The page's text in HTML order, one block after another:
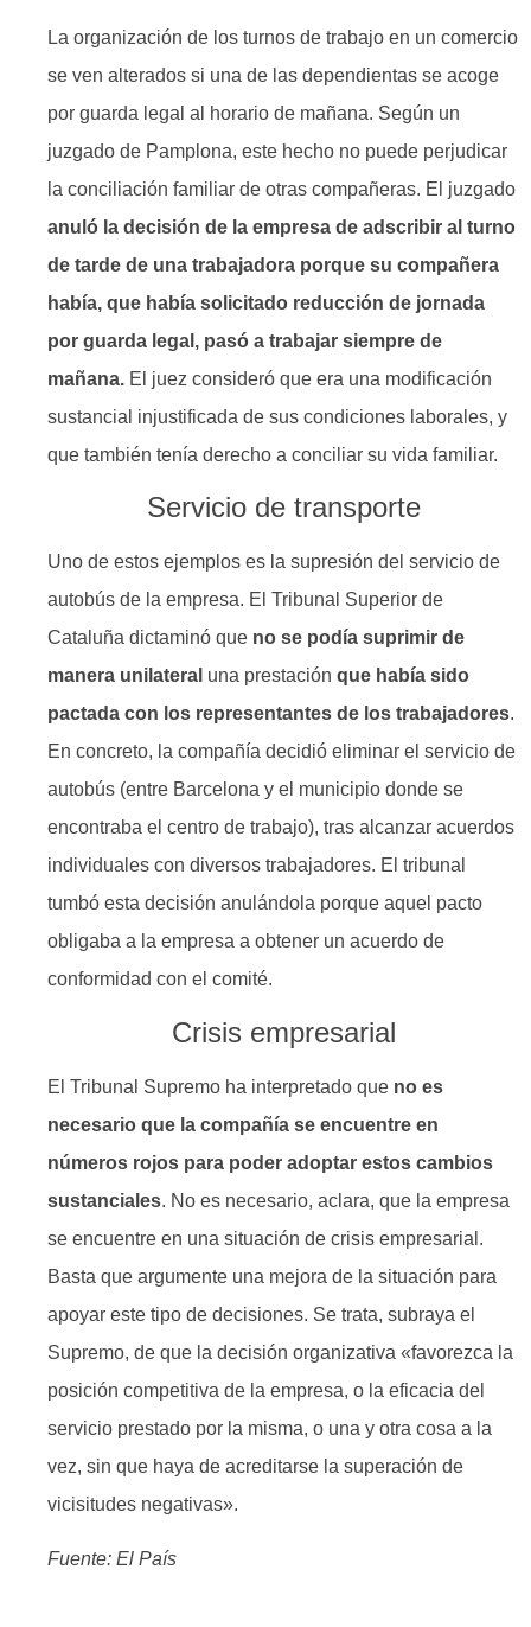
La organización de los turnos de trabajo en un comercio
se ven alterados si una de las dependientas se acoge
por guarda legal al horario de mañana. Según un
juzgado de Pamplona, este hecho no puede perjudicar
la conciliación familiar de otras compañeras. El juzgado
anuló la decisión de la empresa de adscribir al turno
de tarde de una trabajadora porque su compañera
había, que había solicitado reducción de jornada
por guarda legal, pasó a trabajar siempre de
mañana. El juez consideró que era una modificación
sustancial injustificada de sus condiciones laborales, y
que también tenía derecho a conciliar su vida familiar.
Servicio de transporte
Uno de estos ejemplos es la supresión del servicio de
autobús de la empresa. El Tribunal Superior de
Cataluña dictaminó que no se podía suprimir de
manera unilateral una prestación que había sido
pactada con los representantes de los trabajadores.
En concreto, la compañía decidió eliminar el servicio de
autobús (entre Barcelona y el municipio donde se
encontraba el centro de trabajo), tras alcanzar acuerdos
individuales con diversos trabajadores. El tribunal
tumbó esta decisión anulándola porque aquel pacto
obligaba a la empresa a obtener un acuerdo de
conformidad con el comité.
Crisis empresarial
El Tribunal Supremo ha interpretado que no es
necesario que la compañía se encuentre en
números rojos para poder adoptar estos cambios
sustanciales. No es necesario, aclara, que la empresa
se encuentre en una situación de crisis empresarial.
Basta que argumente una mejora de la situación para
apoyar este tipo de decisiones. Se trata, subraya el
Supremo, de que la decisión organizativa «favorezca la
posición competitiva de la empresa, o la eficacia del
servicio prestado por la misma, o una y otra cosa a la
vez, sin que haya de acreditarse la superación de
vicisitudes negativas».
Fuente: El País